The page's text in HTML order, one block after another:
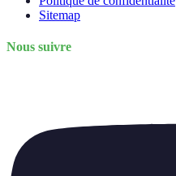
Sitemap
Nous suivre